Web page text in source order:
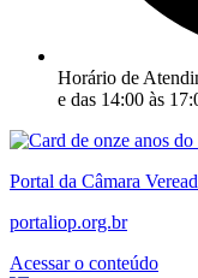
Horário de
e das 14:00 às
Portal da Câmara
portaliop.org.br
Acessar o conteúdo